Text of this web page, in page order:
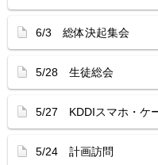
6/3 総体決起集会
5/28 生徒総会
5/27 KDDIスマホ・ケ
5/24 計画訪問